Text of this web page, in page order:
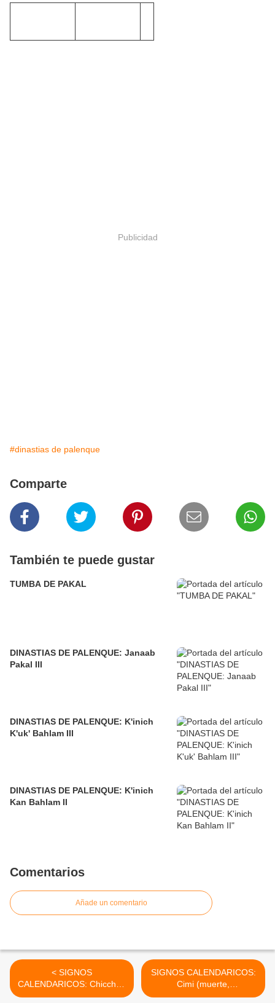
Publicidad
#dinastias de palenque
Comparte
También te puede gustar
TUMBA DE PAKAL
DINASTIAS DE PALENQUE: Janaab
Pakal III
DINASTIAS DE PALENQUE: K'inich
K'uk' Bahlam III
DINASTIAS DE PALENQUE: K'inich
Kan Bahlam II
Comentarios
Añade un comentario
< SIGNOS
CALENDARICOS: Chicchan
( pequeño o serpiente)
SIGNOS CALENDARICOS:
Cimi (muerte,
regeneración) >